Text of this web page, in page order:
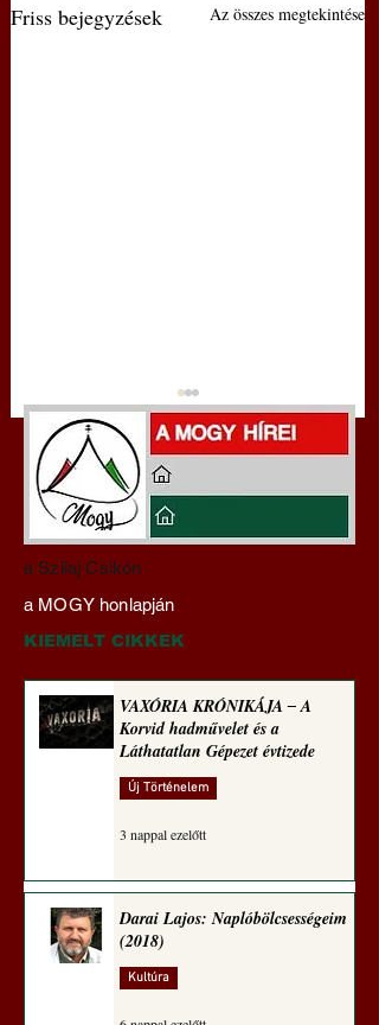
Friss bejegyzések Az összes megtekintése
Miért tabu Fauci
büntetőjogi felelősségre
vonása
a Szilaj Csikón
a MOGY honlapján
KIEMELT CIKKEK
VAXÓRIA KRÓNIKÁJA ‒ A
Korvid hadművelet és a
Láthatatlan Gépezet évtizede
Új Történelem
3 nappal ezelőtt
Darai Lajos: Naplóbölcsességeim
(2018)
Kultúra